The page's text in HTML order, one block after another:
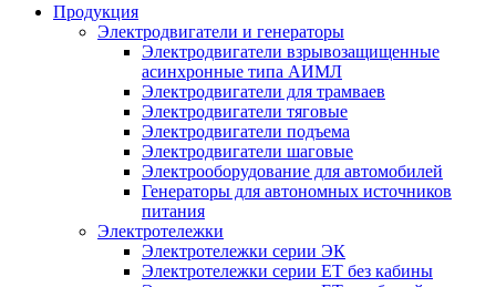
Продукция
Электродвигатели и генераторы
Электродвигатели взрывозащищенные
асинхронные типа АИМЛ
Электродвигатели для трамваев
Электродвигатели тяговые
Электродвигатели подъема
Электродвигатели шаговые
Электрооборудование для автомобилей
Генераторы для автономных источников
питания
Электротележки
Электротележки серии ЭК
Электротележки серии ЕТ без кабины